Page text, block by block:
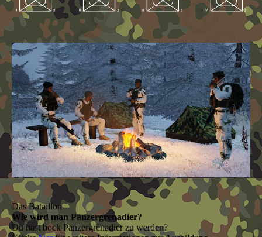
Das Bataillon
Wie wird man Panzergrenadier?
Du hast bock Panzergrenadier zu werden?